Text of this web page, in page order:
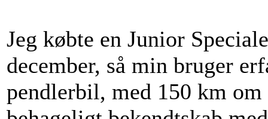
Jeg købte en Junior
december, så min bruger
pendlerbil, med 150 km